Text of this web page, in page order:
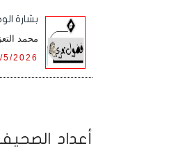
بشارة
محمد
5/2026
أعداد